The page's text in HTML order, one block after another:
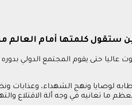
ستقول كلمتها أمام العالم
حتى يقوم المجتمع الدولي بدوره
ونهج الشهداء، وعذابات
تعانيه في وجه ألة الاقتلاع